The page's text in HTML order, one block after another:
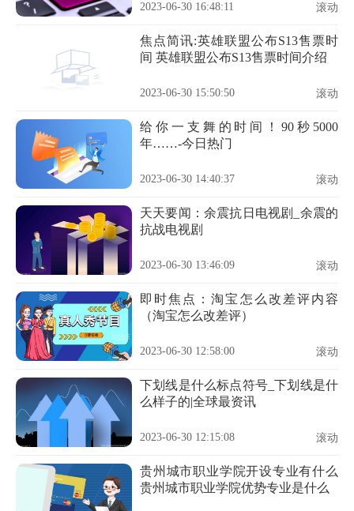
2023-06-30 16:48:11 滚动
焦点简讯:英雄联盟公布S13售票时
间 英雄联盟公布S13售票时间介绍
2023-06-30 15:50:50 滚动
给你一支舞的时间！90秒5000
年……-今日热门
2023-06-30 14:40:37 滚动
天天要闻：余震抗日电视剧_余震的
抗战电视剧
2023-06-30 13:46:09 滚动
即时焦点：淘宝怎么改差评内容
（淘宝怎么改差评）
2023-06-30 12:58:00 滚动
下划线是什么标点符号_下划线是什
么样子的|全球最资讯
2023-06-30 12:15:08 滚动
贵州城市职业学院开设专业有什么
贵州城市职业学院优势专业是什么